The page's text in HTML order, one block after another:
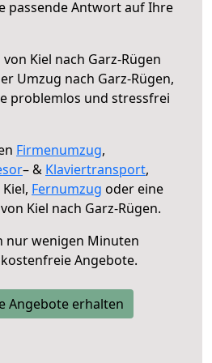
passende Antwort auf Ihre
von Kiel nach Garz-Rügen
Umzug nach Garz-Rügen,
problemlos und stressfrei
Firmenumzug,
– & Klaviertransport,
Fernumzug oder eine
von Kiel nach Garz-Rügen.
nur wenigen Minuten
Angebote.
Angebote erhalten